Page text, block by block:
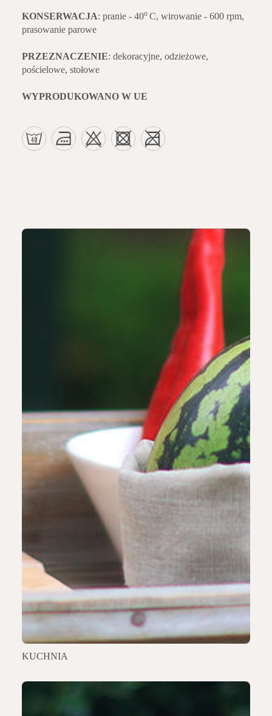
KONSERWACJA: pranie - 40o C, wirowanie - 600 rpm,
prasowanie parowe
PRZEZNACZENIE: dekoracyjne, odzieżowe,
pościelowe, stołowe
WYPRODUKOWANO W UE
KUCHNIA